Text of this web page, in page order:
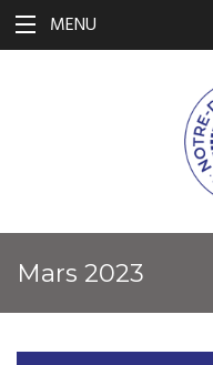
MENU
mars 2023